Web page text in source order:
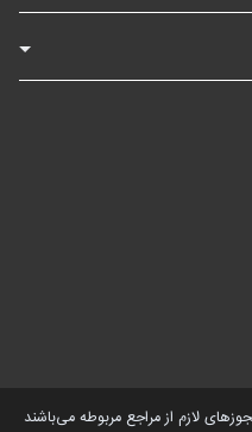
لازم از مراجع مربوطه می‌باشند